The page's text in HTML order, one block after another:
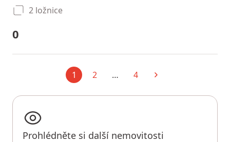
2 ložnice
0
1Aktuální
2 … 4 Další
Prohlédněte si další nemovitosti